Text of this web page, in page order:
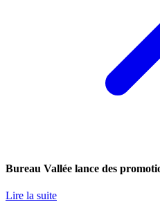
Bureau Vallée lance des
Lire la suite